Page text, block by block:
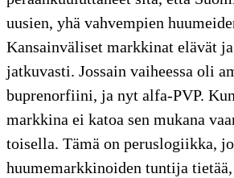
uusien, yhä vahvempien
Kansainväliset markkinat elävät
jatkuvasti. Jossain vaiheessa oli
buprenorfiini, ja nyt alfa-PVP.
markkina ei katoa sen mukana
toisella. Tämä on peruslogiikka,
huumemarkkinoiden tuntija